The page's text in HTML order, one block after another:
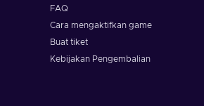
FAQ
Cara mengaktifkan game
Buat tiket
Kebijakan Pengembalian